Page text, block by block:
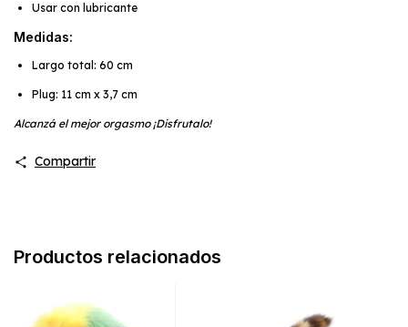
Usar con lubricante
Medidas:
Largo total: 60 cm
Plug: 11 cm x 3,7 cm
Alcanzá el mejor orgasmo ¡Disfrutalo!
Compartir
Productos relacionados